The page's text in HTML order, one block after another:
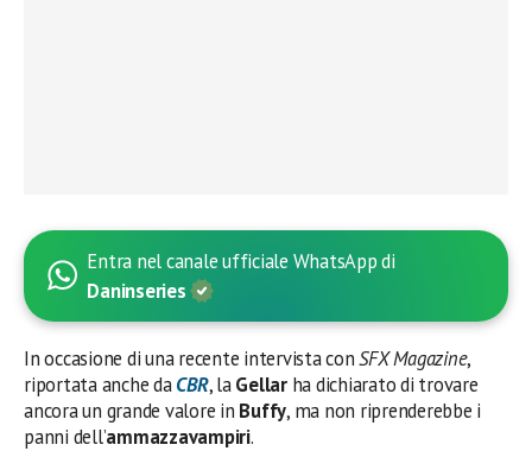
Entra nel canale ufficiale WhatsApp di
Daninseries
In occasione di una recente intervista conSFXMagazine,
riportata anche daCBR, laGellarha dichiarato di trovare
ancora un grande valore in Buffy, ma non riprenderebbe i
panni dell’ammazzavampiri.